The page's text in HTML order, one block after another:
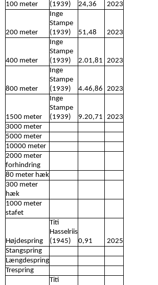
100 meter
(1939)
24,36 2023
200 meter
Inge
Stampe
(1939)
51,48 2023
400 meter
Inge
Stampe
(1939)
2.01,81 2023
800 meter
Inge
Stampe
(1939)
4.46,86 2023
1500 meter
Inge
Stampe
(1939)
9.20,71 2023
3000 meter
5000 meter
10000 meter
2000 meter
forhindring
80 meter hæk
300 meter
hæk
1000 meter
stafet
Højdespring
Titi
Hasselriis
(1945)
0,91
2025
Stangspring
Længdespring
Trespring
Titi